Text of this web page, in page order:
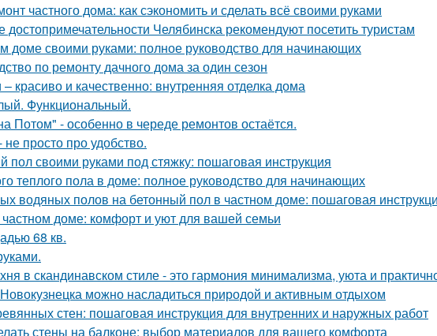
частного дома: как сэкономить и сделать всё своими руками
достопримечательности Челябинска рекомендуют посетить туристам
доме своими руками: полное руководство для начинающих
по ремонту дачного дома за один сезон
красиво и качественно: внутренняя отделка дома
Функциональный.
Потом" - особенно в череде ремонтов остаётся.
не просто про удобство.
пол своими руками под стяжку: пошаговая инструкция
теплого пола в доме: полное руководство для начинающих
водяных полов на бетонный пол в частном доме: пошаговая
доме: комфорт и уют для вашей семьи
68 кв.
в скандинавском стиле - это гармония минимализма, уюта и
можно насладиться природой и активным отдыхом
стен: пошаговая инструкция для внутренних и наружных работ
стены на балконе: выбор материалов для вашего комфорта